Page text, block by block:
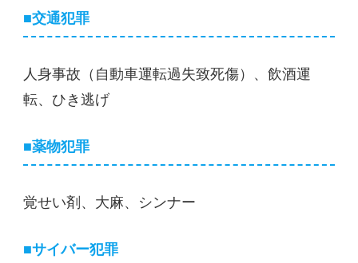
■交通犯罪
人身事故（自動車運転過失致死傷）、飲酒運
転、ひき逃げ
■薬物犯罪
覚せい剤、大麻、シンナー
■サイバー犯罪